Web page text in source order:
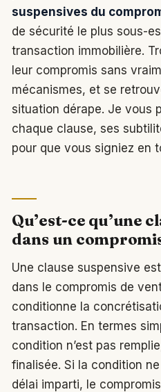
suspensives du
de sécurité le plus sous-
transaction immobilière.
leur compromis sans
mécanismes, et se
situation dérape. Je vous
chaque clause, ses
pour que vous signiez en
Qu’est-ce qu’une
dans un
Une clause suspensive
dans le compromis de
conditionne la
transaction. En termes
condition n’est pas
finalisée. Si la condition
délai imparti, le